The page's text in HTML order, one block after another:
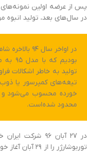
در سال‌های بعد، تولید انبوه
در اواخر
تولید به خاطر اشکالات
تیغه‌های کمپرسور یا
خورده محسوب می‌شود و
محدود شده‌است.
در ۲۷ آبان ۹۶